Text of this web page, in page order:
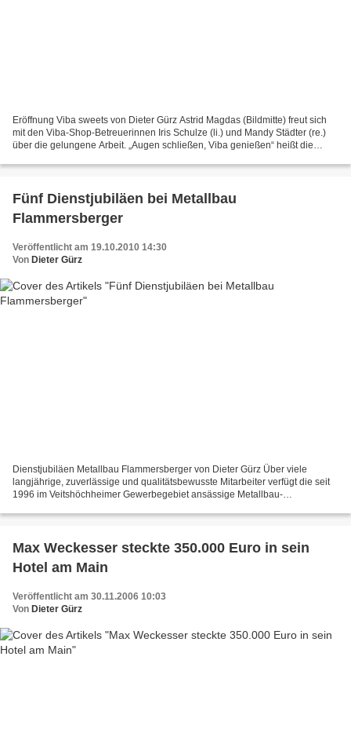
Eröffnung Viba sweets von Dieter Gürz Astrid Magdas (Bildmitte) freut sich
mit den Viba-Shop-Betreuerinnen Iris Schulze (li.) und Mandy Städter (re.)
über die gelungene Arbeit. „Augen schließen, Viba genießen“ heißt die
Fünf Dienstjubiläen bei Metallbau
Flammersberger
Veröffentlicht am 19.10.2010 14:30
Von Dieter Gürz
Dienstjubiläen Metallbau Flammersberger von Dieter Gürz Über viele
langjährige, zuverlässige und qualitätsbewusste Mitarbeiter verfügt die seit
1996 im Veitshöchheimer Gewerbegebiet ansässige Metallbau-
Max Weckesser steckte 350.000 Euro in sein
Hotel am Main
Veröffentlicht am 30.11.2006 10:03
Von Dieter Gürz